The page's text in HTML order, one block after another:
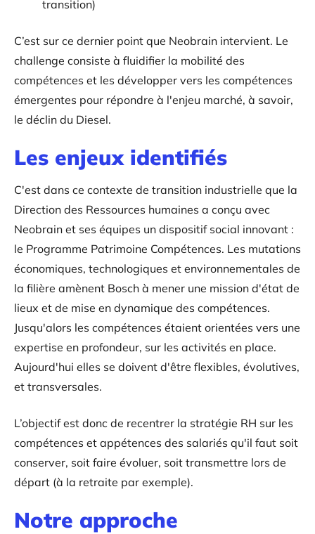
transition)
C’est sur ce dernier point que Neobrain intervient. Le
challenge consiste à fluidifier la mobilité des
compétences et les développer vers les compétences
émergentes pour répondre à l'enjeu marché, à savoir,
le déclin du Diesel.
Les enjeux identifiés
C'est dans ce contexte de transition industrielle que la
Direction des Ressources humaines a conçu avec
Neobrain et ses équipes un dispositif social innovant :
le Programme Patrimoine Compétences. Les mutations
économiques, technologiques et environnementales de
la filière amènent Bosch à mener une mission d'état de
lieux et de mise en dynamique des compétences.
Jusqu'alors les compétences étaient orientées vers une
expertise en profondeur, sur les activités en place.
Aujourd'hui elles se doivent d'être flexibles, évolutives,
et transversales.
L’objectif est donc de recentrer la stratégie RH sur les
compétences et appétences des salariés qu'il faut soit
conserver, soit faire évoluer, soit transmettre lors de
départ (à la retraite par exemple).
Notre approche